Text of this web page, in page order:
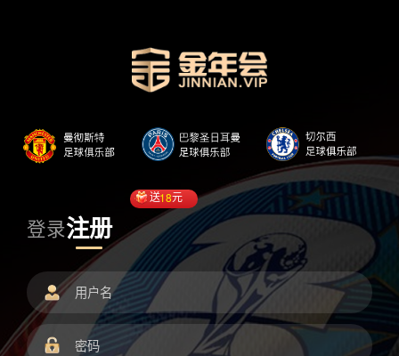
登录注册
送18元